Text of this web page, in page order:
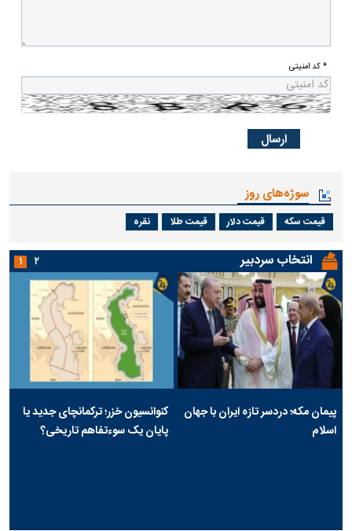
* کد امنیتی
سوژه‌های روز
قیمت سکه قیمت دلار قیمت طلا نقره
انتخاب سردبیر
پیمان مکه؛ دردسر تازه ایران با جهان
اسلام
کنوانسیون خزر؛ ترکمانچای جدید یا
پایان یک سوءتفاهم تاریخی؟
۱ ۲